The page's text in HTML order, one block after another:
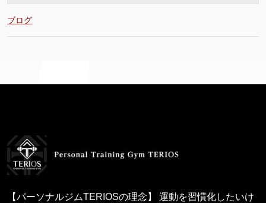
ブログ
【パーソナルジムTERIOSの理念】 運動を習慣化したいけ